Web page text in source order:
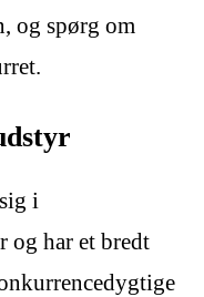
og spørg om
i
og har et bredt